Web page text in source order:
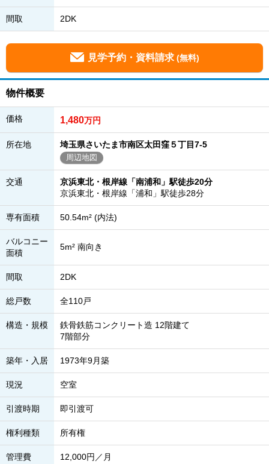
間取 2DK
見学予約・資料請求 (無料)
物件概要
価格 1,480万円
所在地 埼玉県さいたま市南区太田窪５丁目7-5
周辺地図
交通
京浜東北・根岸線「南浦和」駅徒歩20分
京浜東北・根岸線「浦和」駅徒歩28分
専有面積 50.54m² (内法)
バルコニー
面積
5m² 南向き
間取 2DK
総戸数 全110戸
構造・規模
鉄骨鉄筋コンクリート造 12階建て
7階部分
築年・入居 1973年9月築
現況 空室
引渡時期 即引渡可
権利種類 所有権
管理費 12,000円／月